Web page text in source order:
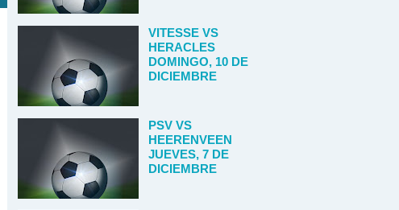
VITESSE VS
HERACLES
DOMINGO, 10 DE
DICIEMBRE
PSV VS
HEERENVEEN
JUEVES, 7 DE
DICIEMBRE